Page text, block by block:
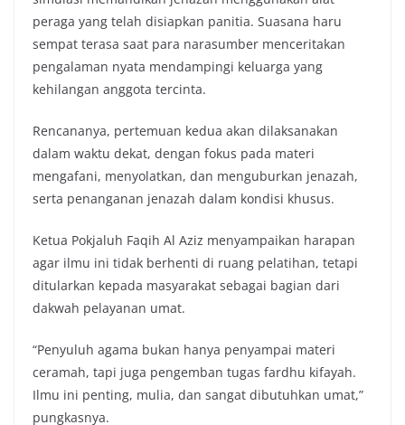
peraga yang telah disiapkan panitia. Suasana haru
sempat terasa saat para narasumber menceritakan
pengalaman nyata mendampingi keluarga yang
kehilangan anggota tercinta.
Rencananya, pertemuan kedua akan dilaksanakan
dalam waktu dekat, dengan fokus pada materi
mengafani, menyolatkan, dan menguburkan jenazah,
serta penanganan jenazah dalam kondisi khusus.
Ketua Pokjaluh Faqih Al Aziz menyampaikan harapan
agar ilmu ini tidak berhenti di ruang pelatihan, tetapi
ditularkan kepada masyarakat sebagai bagian dari
dakwah pelayanan umat.
“Penyuluh agama bukan hanya penyampai materi
ceramah, tapi juga pengemban tugas fardhu kifayah.
Ilmu ini penting, mulia, dan sangat dibutuhkan umat,”
pungkasnya.